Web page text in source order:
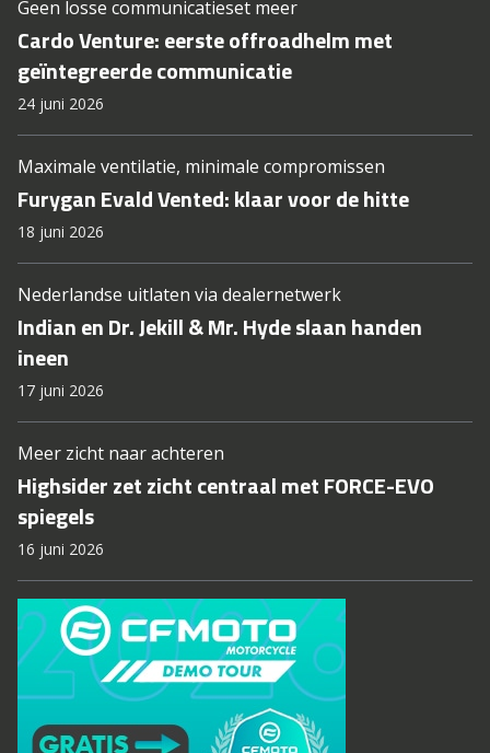
Geen losse communicatieset meer
Cardo Venture: eerste offroadhelm met
geïntegreerde communicatie
24 juni 2026
Maximale ventilatie, minimale compromissen
Furygan Evald Vented: klaar voor de hitte
18 juni 2026
Nederlandse uitlaten via dealernetwerk
Indian en Dr. Jekill & Mr. Hyde slaan handen
ineen
17 juni 2026
Meer zicht naar achteren
Highsider zet zicht centraal met FORCE-EVO
spiegels
16 juni 2026